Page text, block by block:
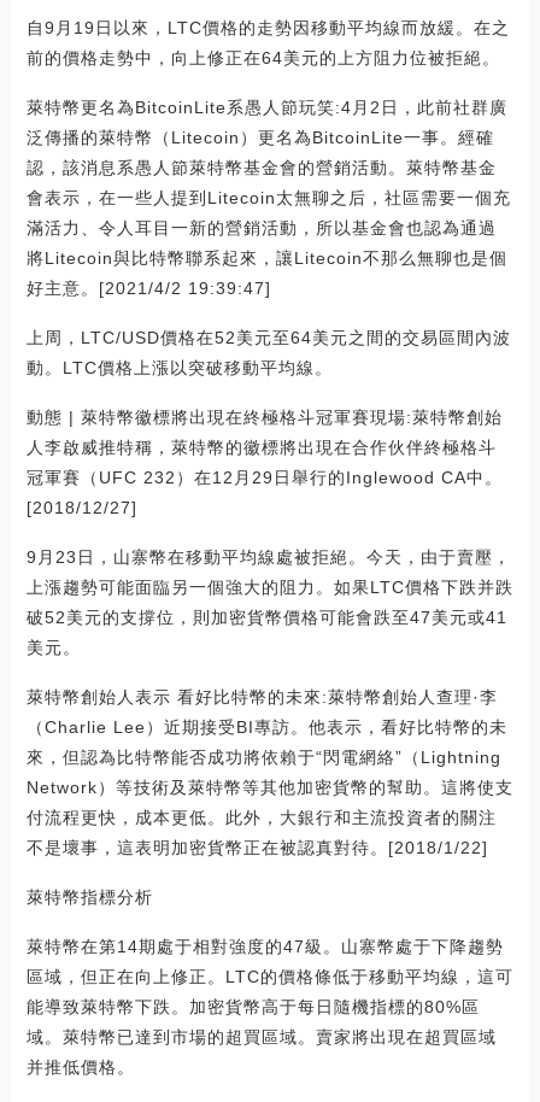
自9月19日以來，LTC價格的走勢因移動平均線而放緩。在之
前的價格走勢中，向上修正在64美元的上方阻力位被拒絕。
萊特幣更名為BitcoinLite系愚人節玩笑:4月2日，此前社群廣
泛傳播的萊特幣（Litecoin）更名為BitcoinLite一事。經確
認，該消息系愚人節萊特幣基金會的營銷活動。萊特幣基金
會表示，在一些人提到Litecoin太無聊之后，社區需要一個充
滿活力、令人耳目一新的營銷活動，所以基金會也認為通過
將Litecoin與比特幣聯系起來，讓Litecoin不那么無聊也是個
好主意。[2021/4/2 19:39:47]
上周，LTC/USD價格在52美元至64美元之間的交易區間內波
動。LTC價格上漲以突破移動平均線。
動態 | 萊特幣徽標將出現在終極格斗冠軍賽現場:萊特幣創始
人李啟威推特稱，萊特幣的徽標將出現在合作伙伴終極格斗
冠軍賽（UFC 232）在12月29日舉行的Inglewood CA中。
[2018/12/27]
9月23日，山寨幣在移動平均線處被拒絕。今天，由于賣壓，
上漲趨勢可能面臨另一個強大的阻力。如果LTC價格下跌并跌
破52美元的支撐位，則加密貨幣價格可能會跌至47美元或41
美元。
萊特幣創始人表示 看好比特幣的未來:萊特幣創始人查理·李
（Charlie Lee）近期接受BI專訪。他表示，看好比特幣的未
來，但認為比特幣能否成功將依賴于“閃電網絡”（Lightning
Network）等技術及萊特幣等其他加密貨幣的幫助。這將使支
付流程更快，成本更低。此外，大銀行和主流投資者的關注
不是壞事，這表明加密貨幣正在被認真對待。[2018/1/22]
萊特幣指標分析
萊特幣在第14期處于相對強度的47級。山寨幣處于下降趨勢
區域，但正在向上修正。LTC的價格條低于移動平均線，這可
能導致萊特幣下跌。加密貨幣高于每日隨機指標的80%區
域。萊特幣已達到市場的超買區域。賣家將出現在超買區域
并推低價格。